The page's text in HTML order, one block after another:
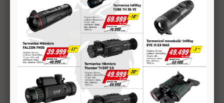
E200: 1625 J
Délka hlavně: 60 cm
Převýšení 50 m: -0,3 cm
100 m: 0 cm
200 m: -16,2 cm
ONV: 156 m
Převýšení pro ONV 50 m: 1,7 cm
100 m: 3,9 cm
200 m: -8,5 cm